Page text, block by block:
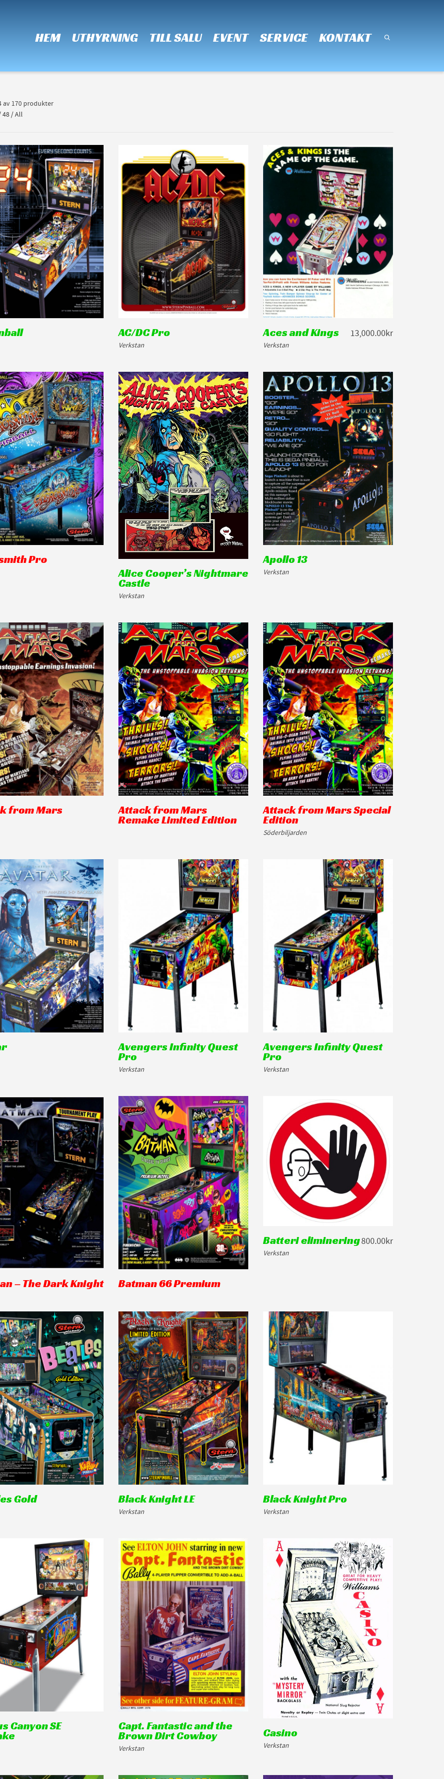
HEM UTHYRNING TILL SALU EVENT SERVICE KONTAKT
av 170 produkter
48/All
AC/DC Pro
Verkstan
Aces and Kings
Verkstan
13,000.00kr
Pro
Alice Cooper’s Nightmare
Castle
Verkstan
Apollo 13
Verkstan
from Mars Attack from Mars
Remake Limited Edition
Attack from Mars Special
Edition
Söderbiljarden
Avengers Infinity Quest
Pro
Verkstan
Avengers Infinity Quest
Pro
Verkstan
– The Dark Knight Batman 66 Premium
Batteri eliminering
Verkstan
800.00kr
Gold Black Knight LE
Verkstan
Black Knight Pro
Verkstan
Canyon SE Capt. Fantastic and the
Brown Dirt Cowboy
Verkstan
Casino
Verkstan